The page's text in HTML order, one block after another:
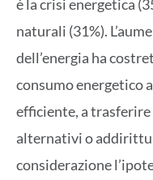
è la crisi energetica
naturali (31%).
dell’energia ha
consumo energetico
efficiente, a
alternativi o
considerazione